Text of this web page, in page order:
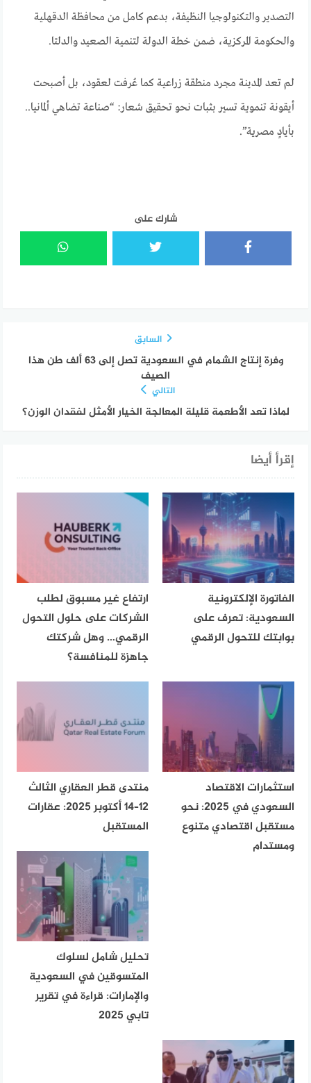
التصدير والتكنولوجيا النظيفة، بدعم كامل من محافظة الدقهلية
والحكومة المركزية، ضمن خطة الدولة لتنمية الصعيد والدلتا.
لم تعد المدينة مجرد منطقة زراعية كما عُرفت لعقود، بل أصبحت
أيقونة تنموية تسير بثبات نحو تحقيق شعار: “صناعة تضاهي ألمانيا..
بأيادٍ مصرية”.
شارك على
السابق
وفرة إنتاج الشمام في السعودية تصل إلى 63 ألف طن هذا
الصيف
التالي
لماذا تعد الأطعمة قليلة المعالجة الخيار الأمثل لفقدان الوزن؟
إقرأ أيضا
الفاتورة الإلكترونية
السعودية: تعرف على
بوابتك للتحول الرقمي
ارتفاع غير مسبوق لطلب
الشركات على حلول التحول
الرقمي… وهل شركتك
جاهزة للمنافسة؟
استثمارات الاقتصاد
السعودي في 2025: نحو
مستقبل اقتصادي متنوع
ومستدام
منتدى قطر العقاري الثالث
12–14 أكتوبر 2025: عقارات
المستقبل
تحليل شامل لسلوك
المتسوقين في السعودية
والإمارات: قراءة في تقرير
تابي 2025